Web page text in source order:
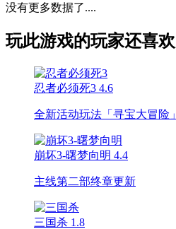
没有更多数据了....
玩此游戏的玩家还喜欢
忍者必须死3 4.6
全新活动玩法「寻宝大冒险」
崩坏3-曙梦向明 4.4
主线第二部终章更新
三国杀 1.8